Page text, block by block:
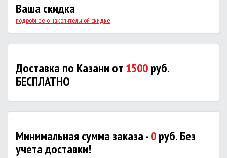
Ваша скидка
подробнее о накопительной скидке
Доставка по Казани от 1500руб.
БЕСПЛАТНО
Минимальная сумма заказа -0руб. Без
учета доставки!